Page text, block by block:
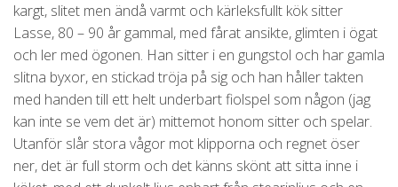
kargt, slitet men ändå varmt och kärleksfullt kök sitter
Lasse, 80 – 90 år gammal, med fårat ansikte, glimten i ögat
och ler med ögonen. Han sitter i en gungstol och har gamla
slitna byxor, en stickad tröja på sig och han håller takten
med handen till ett helt underbart fiolspel som någon (jag
kan inte se vem det är) mittemot honom sitter och spelar.
Utanför slår stora vågor mot klipporna och regnet öser
ner, det är full storm och det känns skönt att sitta inne i